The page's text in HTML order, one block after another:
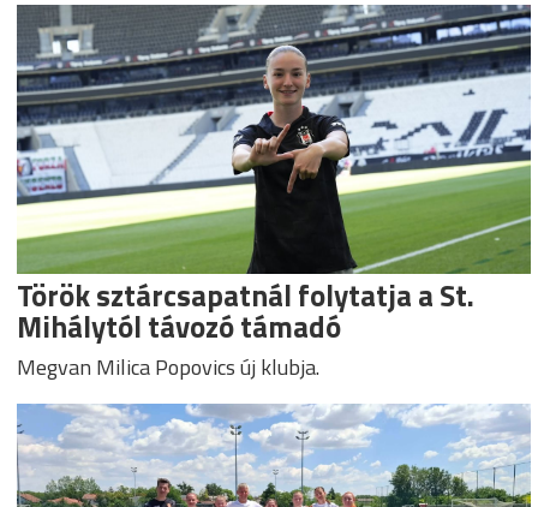
Török sztárcsapatnál folytatja a St.
Mihálytól távozó támadó
Megvan Milica Popovics új klubja.